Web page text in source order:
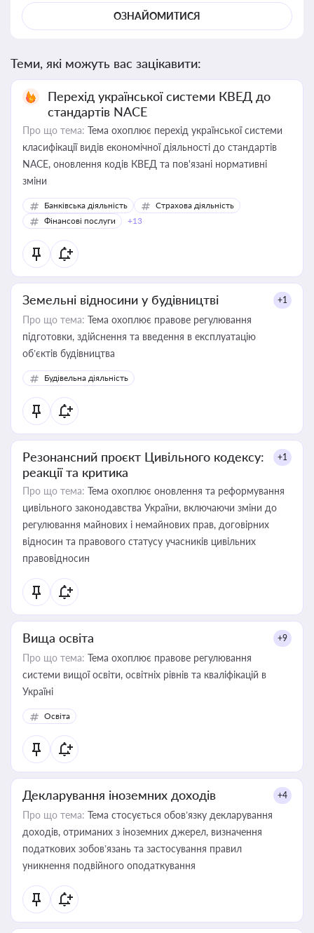
ОЗНАЙОМИТИСЯ
Теми, які можуть вас зацікавити:
Перехід української системи КВЕД до
стандартів NACE
Про що тема: Тема охоплює перехід української системи
класифікації видів економічної діяльності до стандартів
NACE, оновлення кодів КВЕД та пов'язані нормативні
зміни
Банківська діяльність
Страхова діяльність
Фінансові послуги
+13
Земельні відносини у будівництві +1
Про що тема: Тема охоплює правове регулювання
підготовки, здійснення та введення в експлуатацію
об’єктів будівництва
Будівельна діяльність
Резонансний проєкт Цивільного кодексу:
реакції та критика
+1
Про що тема: Тема охоплює оновлення та реформування
цивільного законодавства України, включаючи зміни до
регулювання майнових і немайнових прав, договірних
відносин та правового статусу учасників цивільних
правовідносин
Вища освіта +9
Про що тема: Тема охоплює правове регулювання
системи вищої освіти, освітніх рівнів та кваліфікацій в
Україні
Освіта
Декларування іноземних доходів +4
Про що тема: Тема стосується обов’язку декларування
доходів, отриманих з іноземних джерел, визначення
податкових зобов’язань та застосування правил
уникнення подвійного оподаткування